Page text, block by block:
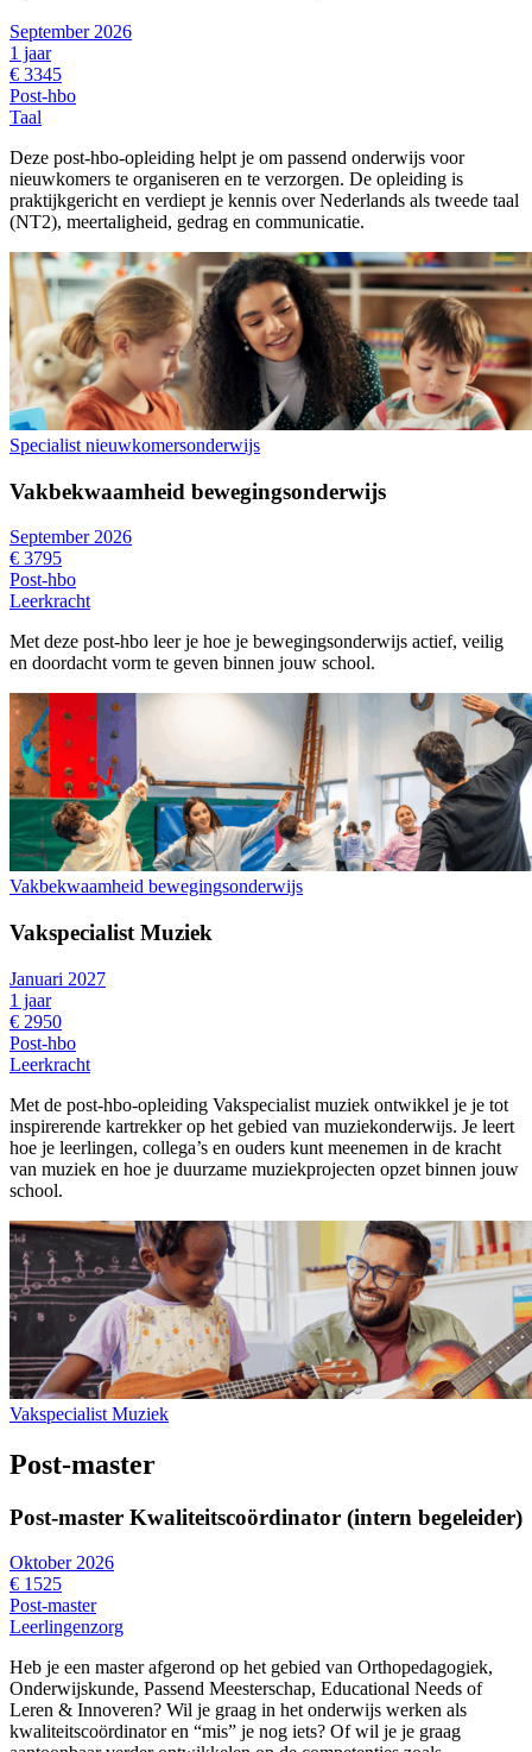
September 2026
1 jaar
€ 3345
Post-hbo
Taal
Deze post-hbo-opleiding helpt je om passend onderwijs voor
nieuwkomers te organiseren en te verzorgen. De opleiding is
praktijkgericht en verdiept je kennis over Nederlands als tweede taal
(NT2), meertaligheid, gedrag en communicatie.
Specialist nieuwkomersonderwijs
Vakbekwaamheid bewegingsonderwijs
September 2026
€ 3795
Post-hbo
Leerkracht
Met deze post-hbo leer je hoe je bewegingsonderwijs actief, veilig
en doordacht vorm te geven binnen jouw school.
Vakbekwaamheid bewegingsonderwijs
Vakspecialist Muziek
Januari 2027
1 jaar
€ 2950
Post-hbo
Leerkracht
Met de post-hbo-opleiding Vakspecialist muziek ontwikkel je je tot
inspirerende kartrekker op het gebied van muziekonderwijs. Je leert
hoe je leerlingen, collega’s en ouders kunt meenemen in de kracht
van muziek en hoe je duurzame muziekprojecten opzet binnen jouw
school.
Vakspecialist Muziek
Post-master
Post-master Kwaliteitscoördinator (intern begeleider)
Oktober 2026
€ 1525
Post-master
Leerlingenzorg
Heb je een master afgerond op het gebied van Orthopedagogiek,
Onderwijskunde, Passend Meesterschap, Educational Needs of
Leren & Innoveren? Wil je graag in het onderwijs werken als
kwaliteitscoördinator en “mis” je nog iets? Of wil je je graag